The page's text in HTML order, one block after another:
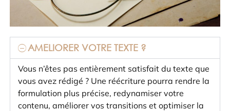
AMELIORER VOTRE TEXTE ?
Vous n’êtes pas entièrement satisfait du texte que
vous avez rédigé ? Une réécriture pourra rendre la
formulation plus précise, redynamiser votre
contenu, améliorer vos transitions et optimiser la